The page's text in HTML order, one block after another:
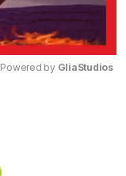
Powered by GliaStudios